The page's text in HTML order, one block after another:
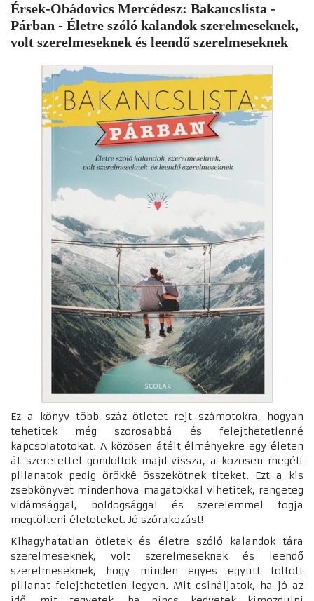
Érsek-Obádovics Mercédesz: Bakancslista -
Párban - Életre szóló kalandok szerelmeseknek,
volt szerelmeseknek és leendő szerelmeseknek
Ez a könyv több száz ötletet rejt számotokra, hogyan
tehetitek még szorosabbá és felejthetetlenné
kapcsolatotokat. A közösen átélt élményekre egy életen
át szeretettel gondoltok majd vissza, a közösen megélt
pillanatok pedig örökké összekötnek titeket. Ezt a kis
zsebkönyvet mindenhova magatokkal vihetitek, rengeteg
vidámsággal, boldogsággal és szerelemmel fogja
megtölteni életeteket. Jó szórakozást!
Kihagyhatatlan ötletek és életre szóló kalandok tára
szerelmeseknek, volt szerelmeseknek és leendő
szerelmeseknek, hogy minden egyes együtt töltött
pillanat felejthetetlen legyen. Mit csináljatok, ha jó az